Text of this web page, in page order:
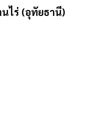
ไร่ (อุทัยธานี)